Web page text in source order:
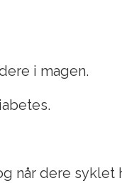
i magen.
når dere